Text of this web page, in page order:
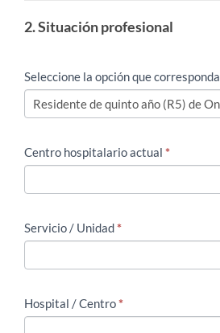
2. Situación profesional
Seleccione la opción que corresponda
Centro hospitalario actual *
Servicio / Unidad*
Hospital / Centro*